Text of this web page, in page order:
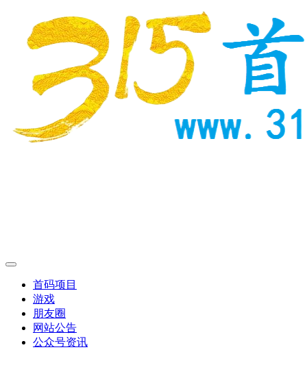
首码项目
游戏
朋友圈
网站公告
公众号资讯